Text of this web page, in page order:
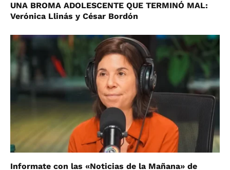
UNA BROMA ADOLESCENTE QUE TERMINÓ MAL:
Verónica Llinás y César Bordón
Informate con las «Noticias de la Mañana» de